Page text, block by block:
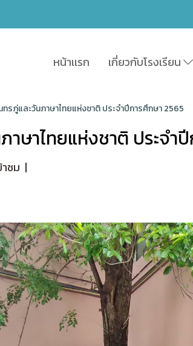
หน้าเเรก เกี่ยวกับโรงเรียน
รภู่และวันภาษาไทยแห่งชาติ ประจำปีการศึกษา 2565
ษาไทยแห่งชาติ ประจำ
ชม |